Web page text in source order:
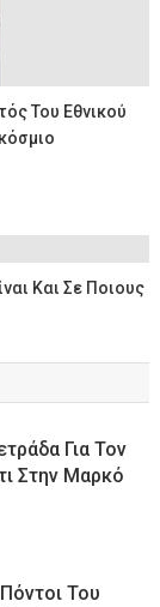
Του Εθνικού
Και Σε Ποιους
Για Τον
Στην Μαρκό
Του